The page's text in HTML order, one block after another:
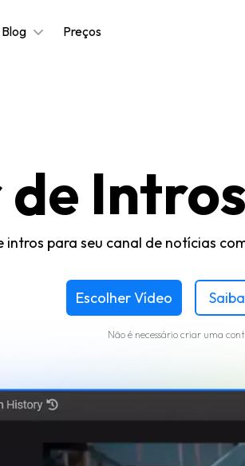
Blog Preços
intros para seu canal de notícias
Escolher Vídeo
Não é necessário criar uma